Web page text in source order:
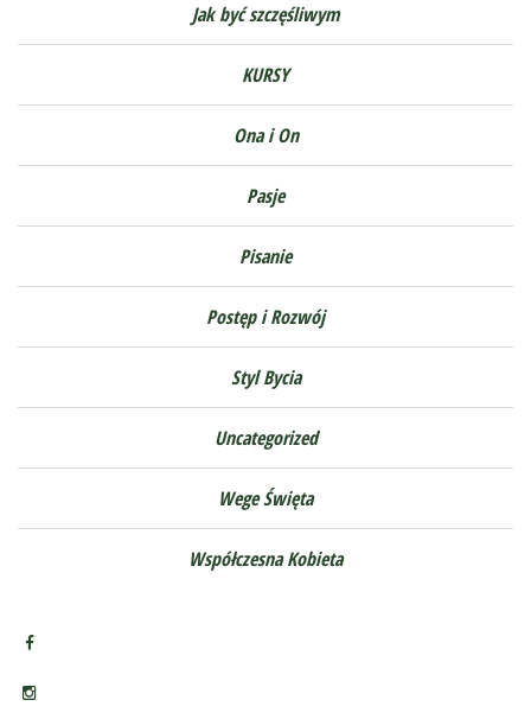
Jak być szczęśliwym
KURSY
Ona i On
Pasje
Pisanie
Postęp i Rozwój
Styl Bycia
Uncategorized
Wege Święta
Współczesna Kobieta